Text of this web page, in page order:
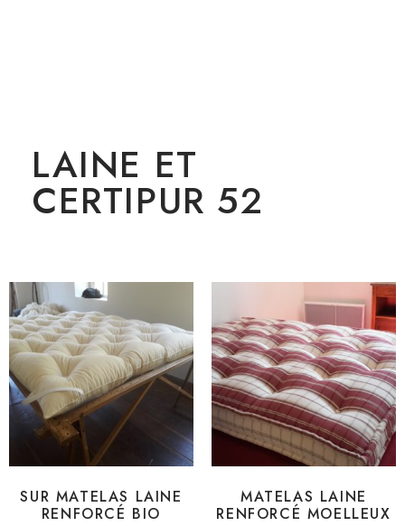
LAINE ET
CERTIPUR 52
SUR MATELAS LAINE
RENFORCÉ BIO
MATELAS LAINE
RENFORCÉ MOELLEUX